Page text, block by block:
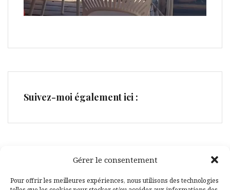
Gérer le consentement
Pour offrir les meilleures expériences, nous utilisons des technologies
Suivez-moi également ici :
Facebook
Pinterest